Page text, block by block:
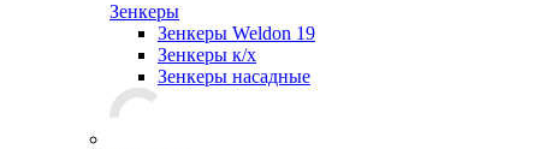
Зенкеры
Зенкеры Weldon 19
Зенкеры к/х
Зенкеры насадные